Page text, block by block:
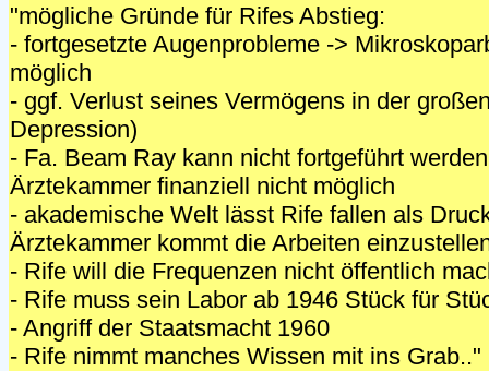
"mögliche Gründe für Rifes Abstieg:
- fortgesetzte Augenprobleme ->
möglich
- ggf. Verlust seines Vermögens in der
Depression)
- Fa. Beam Ray kann nicht fortgeführt
Ärztekammer finanziell nicht möglich
- akademische Welt lässt Rife fallen als
Ärztekammer kommt die Arbeiten
- Rife will die Frequenzen nicht öffentlich
- Rife muss sein Labor ab 1946 Stück für
- Angriff der Staatsmacht 1960
- Rife nimmt manches Wissen mit ins Grab.."